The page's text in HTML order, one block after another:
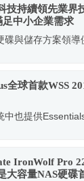
技持續領先業界
足中小企業需求
碟與儲存方案領導
全球首款WSS
中也提供
IronWolf Pro
大容量NAS硬碟